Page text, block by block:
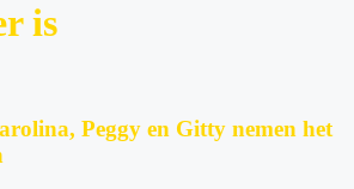
is
Peggy en Gitty nemen het